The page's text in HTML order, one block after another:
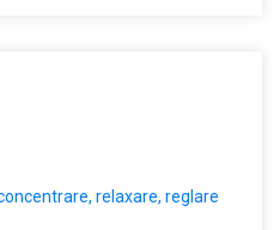
relaxare, reglare